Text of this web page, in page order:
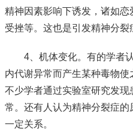
精神因素影响下诱发，诸如
受挫等。这也是引发精神分裂
4、机体变化。有的学者
内代谢异常而产生某种毒物使
不少学者通过实验室研究发
常。还有人认为精神分裂症
一定关系。